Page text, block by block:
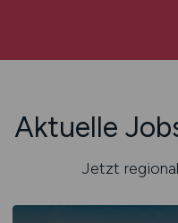
Aktuelle
Jetzt